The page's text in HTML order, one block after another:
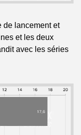
de lancement et
et les deux
avec les séries